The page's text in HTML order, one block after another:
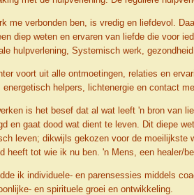
me verbonden ben, is vredig en liefdevol.
diep weten en ervaren van liefde die voor
hulpverlening, Systemisch werk,
voort uit alle ontmoetingen, relaties en
helpers, lichtenergie en contact
is het besef dat al wat leeft 'n bron van
en gaat dood wat dient te leven. Dit diepe
leven; dikwijls gekozen voor de moeilijkste
heeft tot wie ik nu ben. 'n Mens, een healer/
ik individuele- en parensessies middels
en spirituele groei en ontwikkeling.